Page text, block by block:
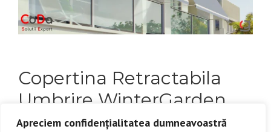
Apreciem confidențialitatea dumneavoastră
Copertina Retractabila
Umbrire WinterGarden